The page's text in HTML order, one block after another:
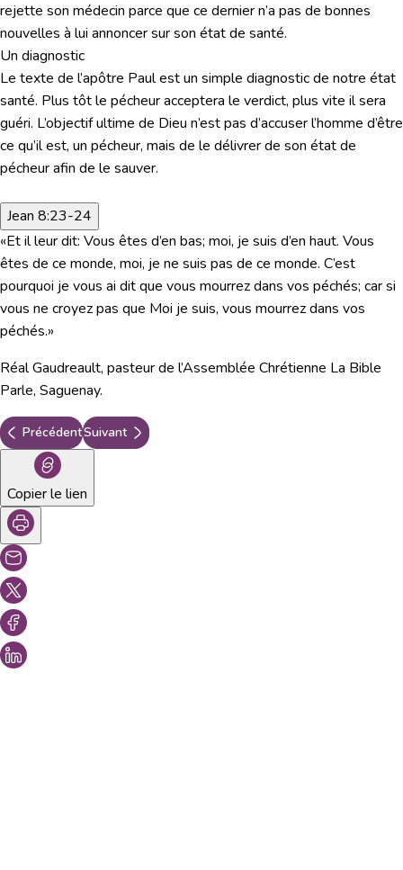
rejette son médecin parce que ce dernier n’a pas de bonnes
nouvelles à lui annoncer sur son état de santé.
Un diagnostic
Le texte de l’apôtre Paul est un simple diagnostic de notre état
santé. Plus tôt le pécheur acceptera le verdict, plus vite il sera
guéri. L’objectif ultime de Dieu n’est pas d’accuser l’homme d’être
ce qu’il est, un pécheur, mais de le délivrer de son état de
pécheur afin de le sauver.
Jean 8:23-24
«Et il leur dit: Vous êtes d’en bas; moi, je suis d’en haut. Vous
êtes de ce monde, moi, je ne suis pas de ce monde. C’est
pourquoi je vous ai dit que vous mourrez dans vos péchés; car si
vous ne croyez pas que Moi je suis, vous mourrez dans vos
péchés.»
Réal Gaudreault, pasteur de l’Assemblée Chrétienne La Bible
Parle, Saguenay.
PrécédentSuivant
Copier le lien